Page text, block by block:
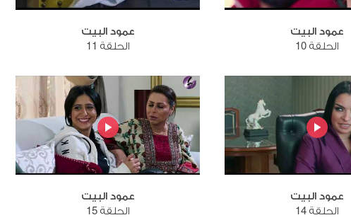
عمود البيت
الحلقة 10
عمود البيت
الحلقة 11
عمود البيت
الحلقة 14
عمود البيت
الحلقة 15